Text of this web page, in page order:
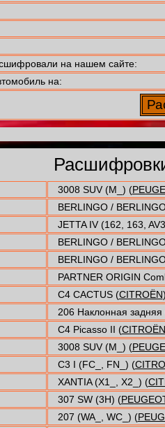
на нашем сайте:
на:
3008 SUV (M_) (
BERLINGO /
JETTA IV (162, 163,
BERLINGO /
BERLINGO /
PARTNER ORIGIN
C4 CACTUS (CITROËN)
206 Наклонная задняя
C4 Picasso II (CITROËN
3008 SUV (M_) (
C3 I (FC_, FN_) (
XANTIA (X1_, X2_) (
307 SW (3H) (
207 (WA_, WC_) (